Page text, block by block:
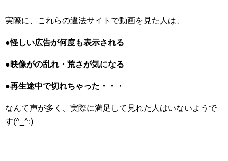
実際に、これらの違法サイトで動画を見た人は、
●怪しい広告が何度も表示される
●映像がの乱れ・荒さが気になる
●再生途中で切れちゃった・・・
なんて声が多く、実際に満足して見れた人はいないようで
す(^_^;)